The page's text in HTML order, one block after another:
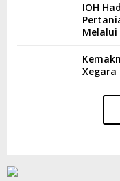
IOH
Melalui
Xegara